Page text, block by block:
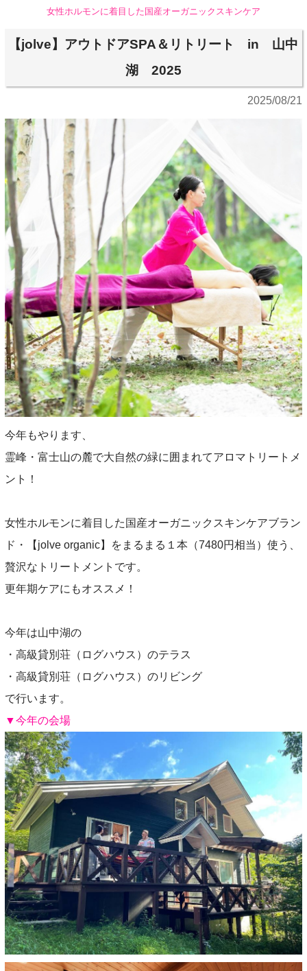
女性ホルモンに着目した国産オーガニックスキンケア
【jolve】アウトドアSPA＆リトリート in 山中
湖 2025
2025/08/21
今年もやります、
霊峰・富士山の麓で大自然の緑に囲まれてアロマトリートメ
ント！
女性ホルモンに着目した国産オーガニックスキンケアブラン
ド・【jolve organic】をまるまる１本（7480円相当）使う、
贅沢なトリートメントです。
更年期ケアにもオススメ！
今年は山中湖の
・高級貸別荘（ログハウス）のテラス
・高級貸別荘（ログハウス）のリビング
で行います。
▼今年の会場